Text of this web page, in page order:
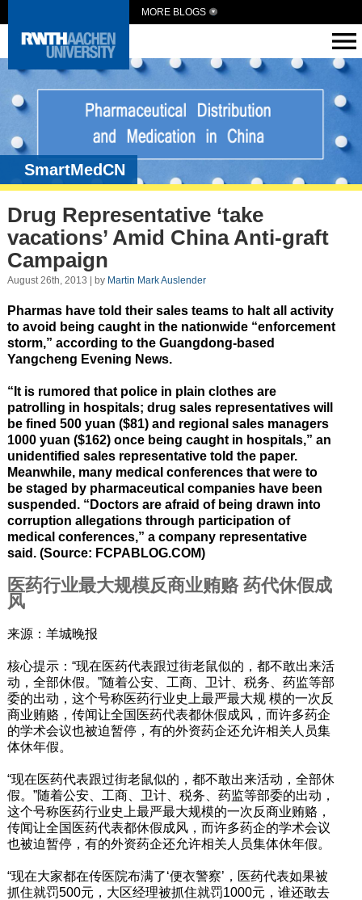
MORE BLOGS
SmartMedCN
Drug Representative ‘take
vacations’ Amid China Anti-graft
Campaign
August 26th, 2013 | by Martin Mark Auslender
Pharmas have told their sales teams to halt all activity
to avoid being caught in the nationwide “enforcement
storm,” according to the Guangdong-based
Yangcheng Evening News.
“It is rumored that police in plain clothes are
patrolling in hospitals; drug sales representatives will
be fined 500 yuan ($81) and regional sales managers
1000 yuan ($162) once being caught in hospitals,” an
unidentified sales representative told the paper.
Meanwhile, many medical conferences that were to
be staged by pharmaceutical companies have been
suspended. “Doctors are afraid of being drawn into
corruption allegations through participation of
medical conferences,” a company representative
said. (Source: FCPABLOG.COM)
医药行业最大规模反商业贿赂 药代休假成
风
来源：羊城晚报
核心提示：“现在医药代表跟过街老鼠似的，都不敢出来活
动，全部休假。”随着公安、工商、卫计、税务、药监等部
委的出动，这个号称医药行业史上最严最大规 模的一次反
商业贿赂，传闻让全国医药代表都休假成风，而许多药企
的学术会议也被迫暂停，有的外资药企还允许相关人员集
体休年假。
“现在医药代表跟过街老鼠似的，都不敢出来活动，全部休
假。”随着公安、工商、卫计、税务、药监等部委的出动，
这个号称医药行业史上最严最大规模的一次反商业贿赂，
传闻让全国医药代表都休假成风，而许多药企的学术会议
也被迫暂停，有的外资药企还允许相关人员集体休年假。
“现在大家都在传医院布满了‘便衣警察’，医药代表如果被
抓住就罚500元，大区经理被抓住就罚1000元，谁还敢去